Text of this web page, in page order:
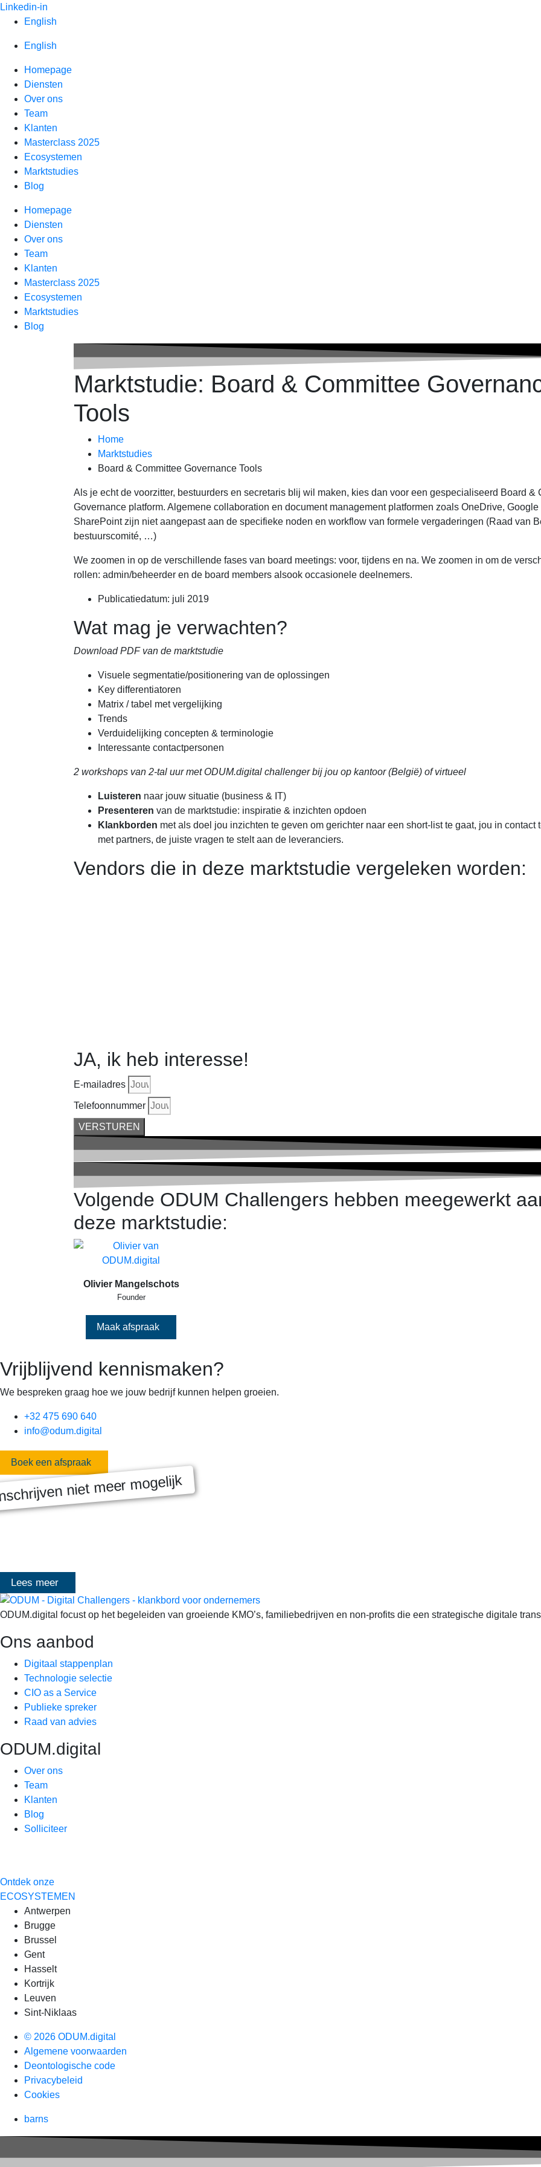
Spring
naar
Linkedin-in
English
English
Homepage
Diensten
Over ons
Team
Klanten
Masterclass 2025
Ecosystemen
Marktstudies
Blog
Homepage
Diensten
Over ons
Team
Klanten
Masterclass 2025
Ecosystemen
Marktstudies
Blog
Marktstudie: Board & Committee
Tools
Home
Marktstudies
Board & Committee Governance Tools
Als je echt de voorzitter, bestuurders en secretaris blij wil maken, kies dan voor een gespecialiseerd Board &
Governance platform. Algemene collaboration en document management platformen zoals OneDrive,
SharePoint zijn niet aangepast aan de specifieke noden en workflow van formele vergaderingen (Raad van
bestuurscomité, …)
We zoomen in op de verschillende fases van board meetings: voor, tijdens en na. We zoomen in om de
rollen: admin/beheerder en de board members alsook occasionele deelnemers.
Publicatiedatum: juli 2019
Wat mag je verwachten?
Download PDF van de marktstudie
Visuele segmentatie/positionering van de oplossingen
Key differentiatoren
Matrix / tabel met vergelijking
Trends
Verduidelijking concepten & terminologie
Interessante contactpersonen
2 workshops van 2-tal uur met ODUM.digital challenger bij jou op kantoor (België) of virtueel
Luisteren naar jouw situatie (business & IT)
Presenteren van de marktstudie: inspiratie & inzichten opdoen
Klankborden met als doel jou inzichten te geven om gerichter naar een short-list te gaat, jou in contact
met partners, de juiste vragen te stelt aan de leveranciers.
Vendors die in deze marktstudie vergeleken worden:
JA, ik heb interesse!
E-mailadres
Telefoonnummer
VERSTUREN
Volgende ODUM Challengers hebben meegewerkt
deze marktstudie:
Olivier Mangelschots
Founder
Maak afspraak
Vrijblijvend kennismaken?
We bespreken graag hoe we jouw bedrijf kunnen helpen groeien.
+32 475 690 640
info@odum.digital
Boek een afspraak
niet meer mogelijk
MASTERCLASS 2025
Lees meer
ODUM.digital focust op het begeleiden van groeiende KMO’s, familiebedrijven en non-profits die een strategische digitale
Ons aanbod
Digitaal stappenplan
Technologie selectie
CIO as a Service
Publieke spreker
Raad van advies
ODUM.digital
Over ons
Team
Klanten
Blog
Solliciteer
Ontdek onze
ECOSYSTEMEN
Antwerpen
Brugge
Brussel
Gent
Hasselt
Kortrijk
Leuven
Sint-Niklaas
© 2026 ODUM.digital
Algemene voorwaarden
Deontologische code
Privacybeleid
Cookies
barns